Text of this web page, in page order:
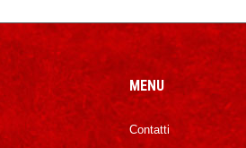
MENU
Contatti